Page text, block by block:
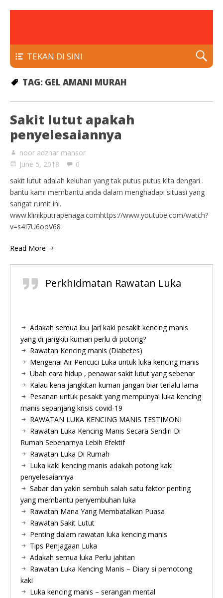
TEKAN DI SINI
TAG: GEL AMANI MURAH
Sakit lutut apakah
penyelesaiannya
noor adzhar mansor
June 5, 2018
0
sakit lutut adalah keluhan yang tak putus putus kita dengari .
bantu kami membantu anda dalam menghadapi situasi yang
sangat rumit ini.
www.klinikputrapenaga.comhttps://www.youtube.com/watch?
v=s4I7U6ooV68
Read More
Perkhidmatan Rawatan Luka
Adakah semua ibu jari kaki pesakit kencing manis
yang di jangkiti kuman perlu di potong?
Rawatan Kencing manis (Diabetes)
Mengenai Air Pencuci Luka untuk luka kencing manis
Ubah cara hidup , penawar sakit lutut yang sebenar
Kalau kena jangkitan kuman jangan biar terlalu lama
Pesanan untuk pesakit yang mempunyai luka kencing
manis sepanjang krisis covid-19
RAWATAN LUKA KENCING MANIS TESTIMONI
Rawatan Luka Kencing Manis Secara Sendiri Di
Rumah Sebenarnya Lebih Efektif
Rawatan Luka Di Rumah
Luka kaki kencing manis adakah potong kaki
penyelesaiannya
Sabar dan yakin sembuh salah satu faktor penting
yang membantu penyembuhan luka
Rawatan Mana Yang Membatalkan Puasa
Rawatan Sakit Lutut
Penting dalam rawatan luka kencing manis
Tips Penjagaan Luka
Adakah semua luka Perlu jahitan
Rawatan Luka Kencing Manis – Diary si pemotong
kaki
Luka kencing manis – serangan mental